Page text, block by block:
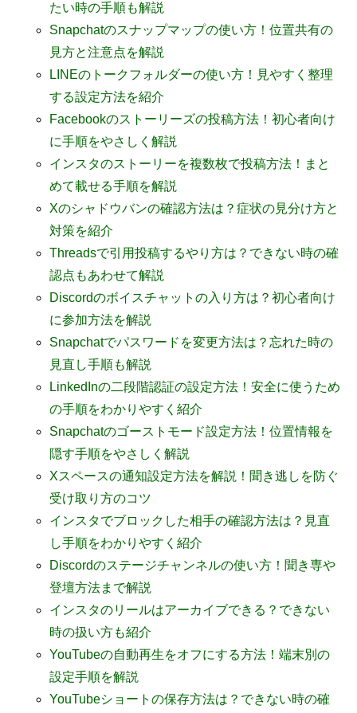
たい時の手順も解説
Snapchatのスナップマップの使い方！位置共有の
見方と注意点を解説
LINEのトークフォルダーの使い方！見やすく整理
する設定方法を紹介
Facebookのストーリーズの投稿方法！初心者向け
に手順をやさしく解説
インスタのストーリーを複数枚で投稿方法！まと
めて載せる手順を解説
Xのシャドウバンの確認方法は？症状の見分け方と
対策を紹介
Threadsで引用投稿するやり方は？できない時の確
認点もあわせて解説
Discordのボイスチャットの入り方は？初心者向け
に参加方法を解説
Snapchatでパスワードを変更方法は？忘れた時の
見直し手順も解説
LinkedInの二段階認証の設定方法！安全に使うため
の手順をわかりやすく紹介
Snapchatのゴーストモード設定方法！位置情報を
隠す手順をやさしく解説
Xスペースの通知設定方法を解説！聞き逃しを防ぐ
受け取り方のコツ
インスタでブロックした相手の確認方法は？見直
し手順をわかりやすく紹介
Discordのステージチャンネルの使い方！聞き専や
登壇方法まで解説
インスタのリールはアーカイブできる？できない
時の扱い方も紹介
YouTubeの自動再生をオフにする方法！端末別の
設定手順を解説
YouTubeショートの保存方法は？できない時の確